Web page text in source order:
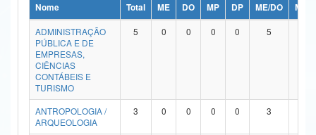
Ministério da Ciência, Tecnologia, Inovações e Comunicações
Ministério do Meio Ambiente
Ministério do Turismo
Ministério do Desenvolvimento Regional
Controladoria-Geral da União
Nome Total ME DO MP DP ME/DO
MP/
ADMINISTRAÇÃO
PÚBLICA E DE
EMPRESAS,
CIÊNCIAS
CONTÁBEIS E
TURISMO
5 0 0 0 0 5
ANTROPOLOGIA /
ARQUEOLOGIA
3 0 0 0 0 3